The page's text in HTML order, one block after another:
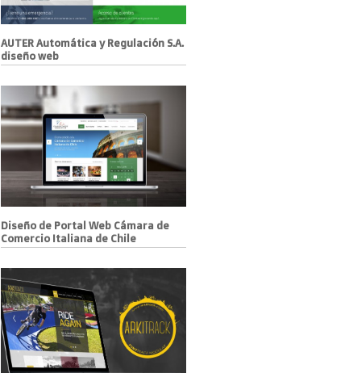
AUTER Automática y Regulación S.A.
diseño web
Diseño de Portal Web Cámara de
Comercio Italiana de Chile